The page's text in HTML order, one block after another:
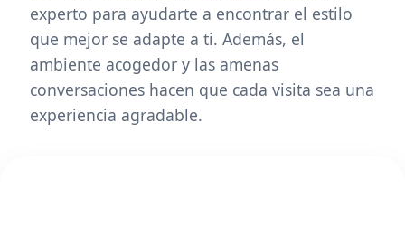
experto para ayudarte a encontrar el estilo
que mejor se adapte a ti. Además, el
ambiente acogedor y las amenas
conversaciones hacen que cada visita sea una
experiencia agradable.